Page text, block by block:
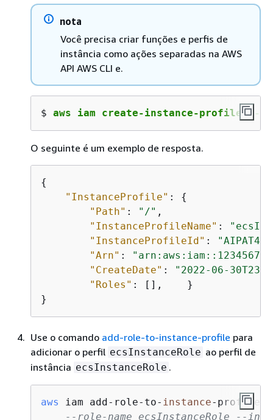
nota
Você precisa criar funções e perfis de
instância como ações separadas na AWS
API AWS CLI e.
$ aws iam create-instance-profile --
O seguinte é um exemplo de resposta.
{
"InstanceProfile" : {
"Path" : "/" ,
"InstanceProfileName" :
"InstanceProfileId" :
"Arn" :
"CreateDate" :
"2022-06-
"Roles" : [],    }
}
Use o comando add-role-to-instance-profile para
adicionar o perfil ecsInstanceRole ao perfil de
instância ecsInstanceRole .
aws iam add-role-to- instance-profile \
--role-name ecsInstanceRole --